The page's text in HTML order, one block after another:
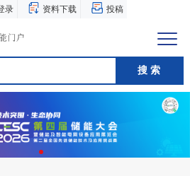
录 资料下载 投稿